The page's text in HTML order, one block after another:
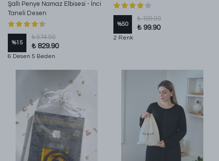
Şallı Penye Namaz Elbisesi - İnci
Taneli Desen
%15
₺ 974.90
₺ 829.90
6 Desen 5 Beden
%50
₺ 199.90
₺ 99.90
2 Renk